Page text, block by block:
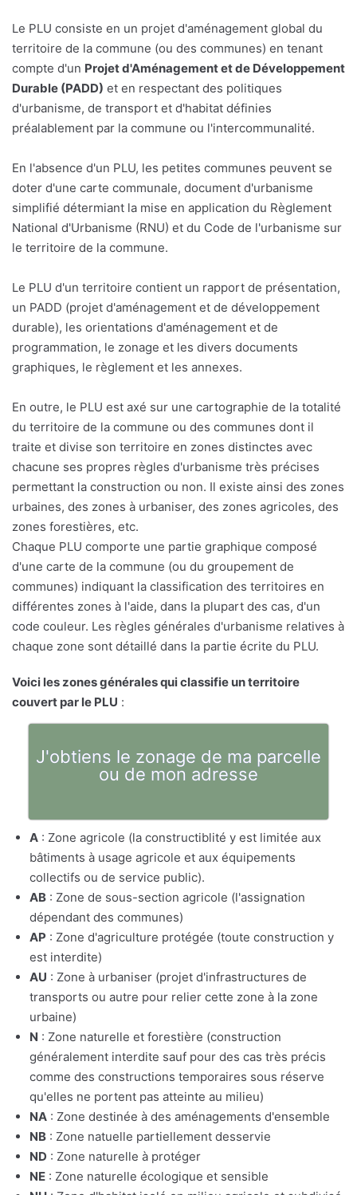
Le PLU consiste en un projet d'aménagement global du
territoire de la commune (ou des communes) en tenant
compte d'un Projet d'Aménagement et de Développement
Durable (PADD) et en respectant des politiques
d'urbanisme, de transport et d'habitat définies
préalablement par la commune ou l'intercommunalité.
En l'absence d'un PLU, les petites communes peuvent se
doter d'une carte communale, document d'urbanisme
simplifié détermiant la mise en application du Règlement
National d'Urbanisme (RNU) et du Code de l'urbanisme sur
le territoire de la commune.
Le PLU d'un territoire contient un rapport de présentation,
un PADD (projet d'aménagement et de développement
durable), les orientations d'aménagement et de
programmation, le zonage et les divers documents
graphiques, le règlement et les annexes.
En outre, le PLU est axé sur une cartographie de la totalité
du territoire de la commune ou des communes dont il
traite et divise son territoire en zones distinctes avec
chacune ses propres règles d'urbanisme très précises
permettant la construction ou non. Il existe ainsi des zones
urbaines, des zones à urbaniser, des zones agricoles, des
zones forestières, etc.
Chaque PLU comporte une partie graphique composé
d'une carte de la commune (ou du groupement de
communes) indiquant la classification des territoires en
différentes zones à l'aide, dans la plupart des cas, d'un
code couleur. Les règles générales d'urbanisme relatives à
chaque zone sont détaillé dans la partie écrite du PLU.
Voici les zones générales qui classifie un territoire
couvert par le PLU :
J'obtiens le zonage de ma parcelle
ou de mon adresse
A : Zone agricole (la constructiblité y est limitée aux
bâtiments à usage agricole et aux équipements
collectifs ou de service public).
AB : Zone de sous-section agricole (l'assignation
dépendant des communes)
AP : Zone d'agriculture protégée (toute construction y
est interdite)
AU : Zone à urbaniser (projet d'infrastructures de
transports ou autre pour relier cette zone à la zone
urbaine)
N : Zone naturelle et forestière (construction
généralement interdite sauf pour des cas très précis
comme des constructions temporaires sous réserve
qu'elles ne portent pas atteinte au milieu)
NA : Zone destinée à des aménagements d'ensemble
NB : Zone natuelle partiellement desservie
ND : Zone naturelle à protéger
NE : Zone naturelle écologique et sensible